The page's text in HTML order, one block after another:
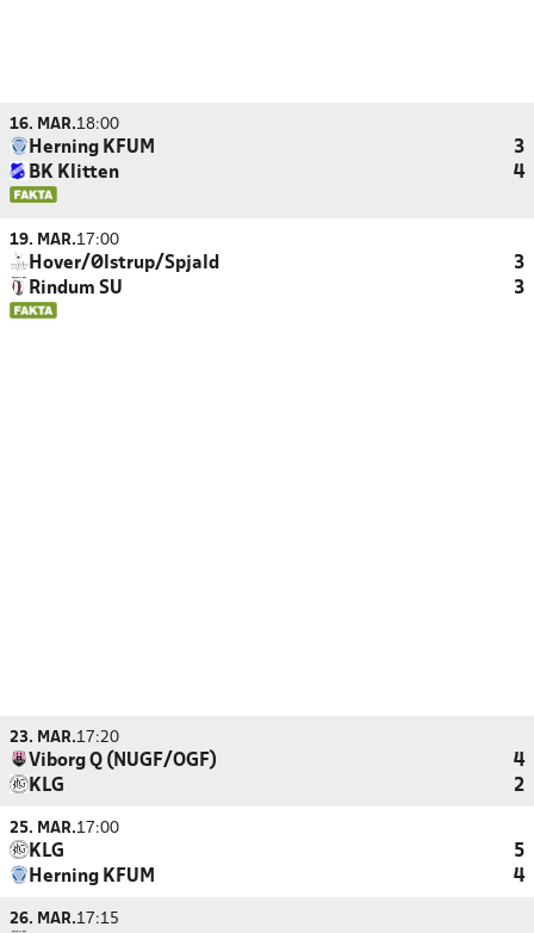
16. MAR.18:00
Herning KFUM
3
BK Klitten
4
19. MAR.17:00
Hover/Ølstrup/Spjald
3
Rindum SU
3
23. MAR.17:20
Viborg Q (NUGF/OGF)
4
KLG
2
25. MAR.17:00
KLG
5
Herning KFUM
4
26. MAR.17:15